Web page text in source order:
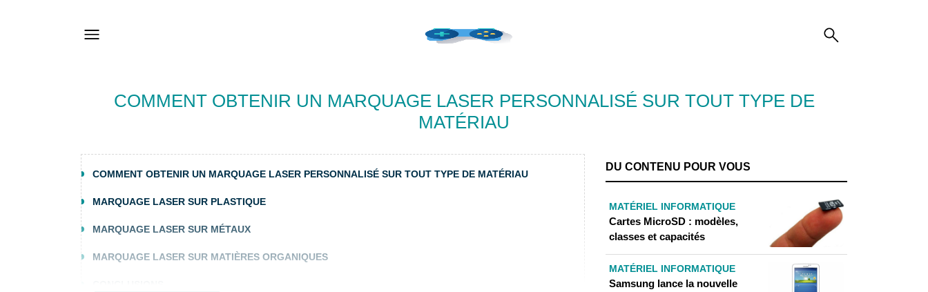
COMMENT OBTENIR UN MARQUAGE LASER PERSONNALISÉ SUR TOUT TYPE DE
MATÉRIAU
COMMENT OBTENIR UN MARQUAGE LASER PERSONNALISÉ SUR TOUT TYPE DE MATÉRIAU
MARQUAGE LASER SUR PLASTIQUE
MARQUAGE LASER SUR MÉTAUX
MARQUAGE LASER SUR MATIÈRES ORGANIQUES
DU CONTENU POUR VOUS
MATÉRIEL INFORMATIQUE
Cartes MicroSD : modèles,
classes et capacités
MATÉRIEL INFORMATIQUE
Samsung lance la nouvelle